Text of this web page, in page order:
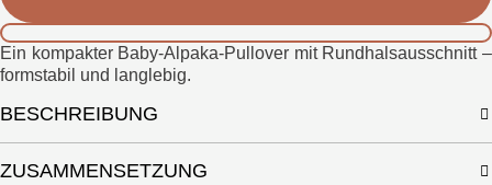
Ein kompakter Baby-Alpaka-Pullover mit Rundhalsausschnitt –
formstabil und langlebig.
BESCHREIBUNG
ZUSAMMENSETZUNG